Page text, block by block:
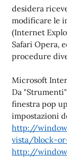
desidera
modificare le
(Internet
Safari Opera,
procedure
Microsoft
Da
finestra pop
impostazioni
http://
vista/block-
http://